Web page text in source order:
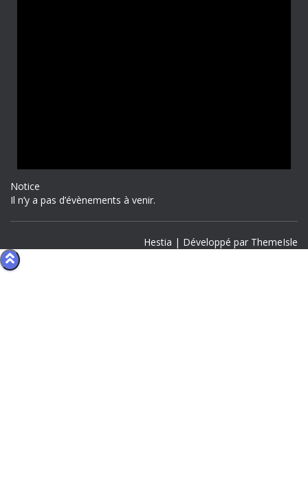
Notice
Il n’y a pas d’évènements à venir.
Hestia | Développé par ThemeIsle